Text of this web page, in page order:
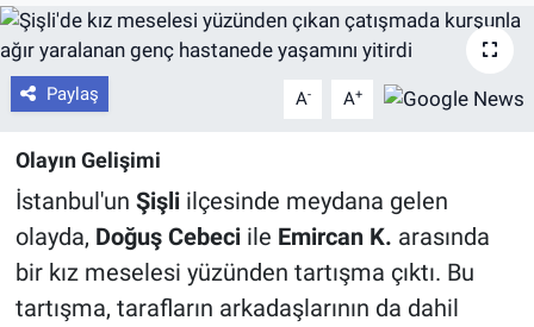
Paylaş A- A+
Olayın Gelişimi
İstanbul'un Şişliilçesinde meydana gelen
olayda, Doğuş Cebeciile Emircan K. arasında
bir kız meselesi yüzünden tartışma çıktı. Bu
tartışma, tarafların arkadaşlarının da dahil